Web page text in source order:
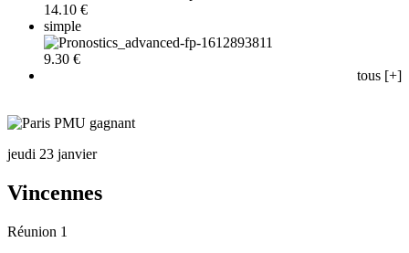
14.10 €
simple
9.30 €
tous [+]
jeudi 23 janvier
Vincennes
Réunion 1